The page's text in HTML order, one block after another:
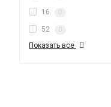
16 0
52 0
Показать все